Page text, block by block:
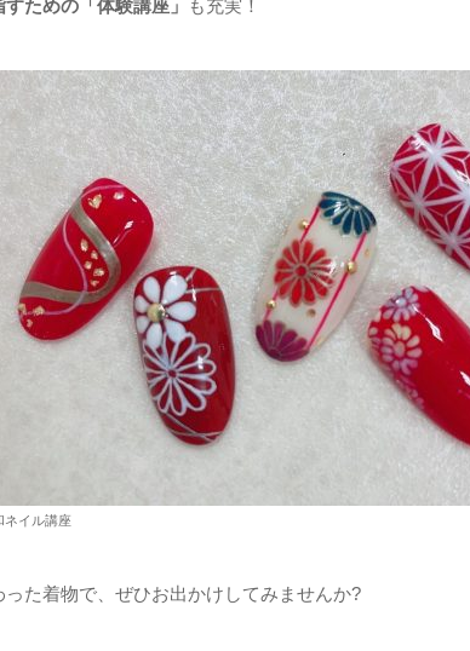
ための「体験講座」 も充実！
ネイル講座
った着物で、ぜひお出かけしてみませんか?